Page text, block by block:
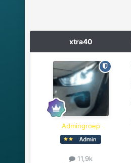
xtra40
Admingroep
11,9k